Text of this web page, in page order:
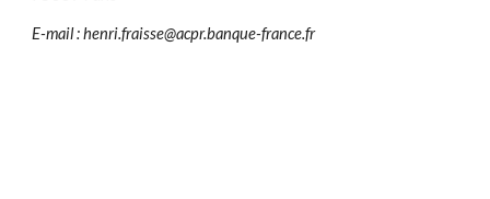
E-mail : henri.fraisse@acpr.banque-france.fr